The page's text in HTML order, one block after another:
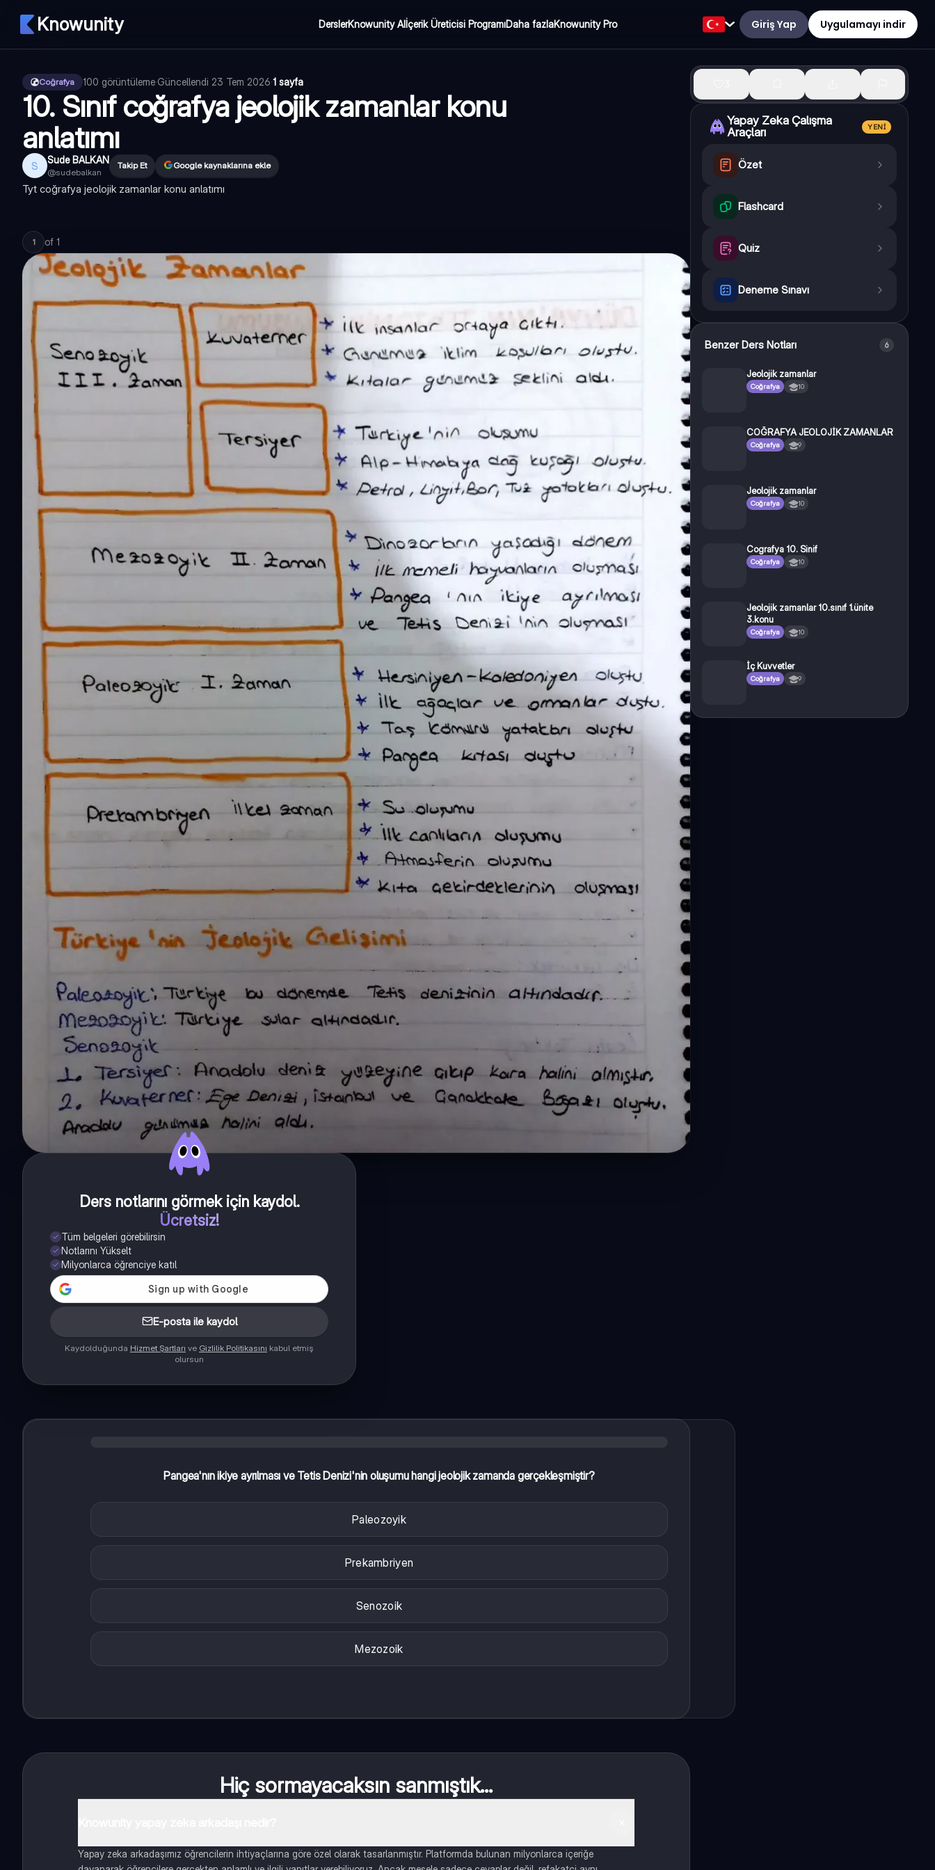
Knowunity DerslerKnowunity AIİçerik Üreticisi ProgramıDaha fazlaKnowunity Pro Giriş Yap Uygulamayı indir
Coğrafya 100 görüntüleme·Güncellendi 23 Tem 2026·1 sayfa
10. Sınıf coğrafya jeolojik zamanlar konu
anlatımı
S Sude BALKAN
@sudebalkan
Takip Et Google kaynaklarına ekle
Tyt coğrafya jeolojik zamanlar konu anlatımı
1 of 1
Ders notlarını görmek için kaydol.
Ücretsiz!
Tüm belgeleri görebilirsin
Notlarını Yükselt
Milyonlarca öğrenciye katıl
E-posta ile kaydol
Kaydolduğunda Hizmet Şartları ve Gizlilik Politikasını kabul etmiş
olursun
Pangea'nın ikiye ayrılması ve Tetis Denizi'nin oluşumu hangi jeolojik zamanda gerçekleşmiştir?
Paleozoyik
Prekambriyen
Senozoik
Mezozoik
Hiç sormayacaksın sanmıştık...
Yapay zeka arkadaşımız öğrencilerin ihtiyaçlarına göre özel olarak tasarlanmıştır. Platformda bulunan milyonlarca içeriğe
Yapay Zeka Çalışma
Araçları
YENI
Özet
Flashcard
Quiz
Deneme Sınavı
Benzer Ders Notları 6
Jeolojik zamanlar
Coğrafya 10
COĞRAFYA JEOLOJİK ZAMANLAR
Coğrafya 9
Jeolojik zamanlar
Coğrafya 10
Cografya 10. Sinif
Coğrafya 10
Jeolojik zamanlar 10.sınıf 1.ünite
3.konu
Coğrafya 10
İç Kuvvetler
Coğrafya 9